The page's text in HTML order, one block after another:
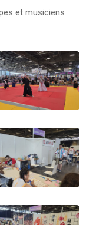
et musiciens